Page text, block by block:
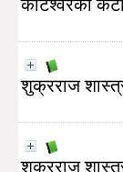
शुक्रराज
शुक्रराज